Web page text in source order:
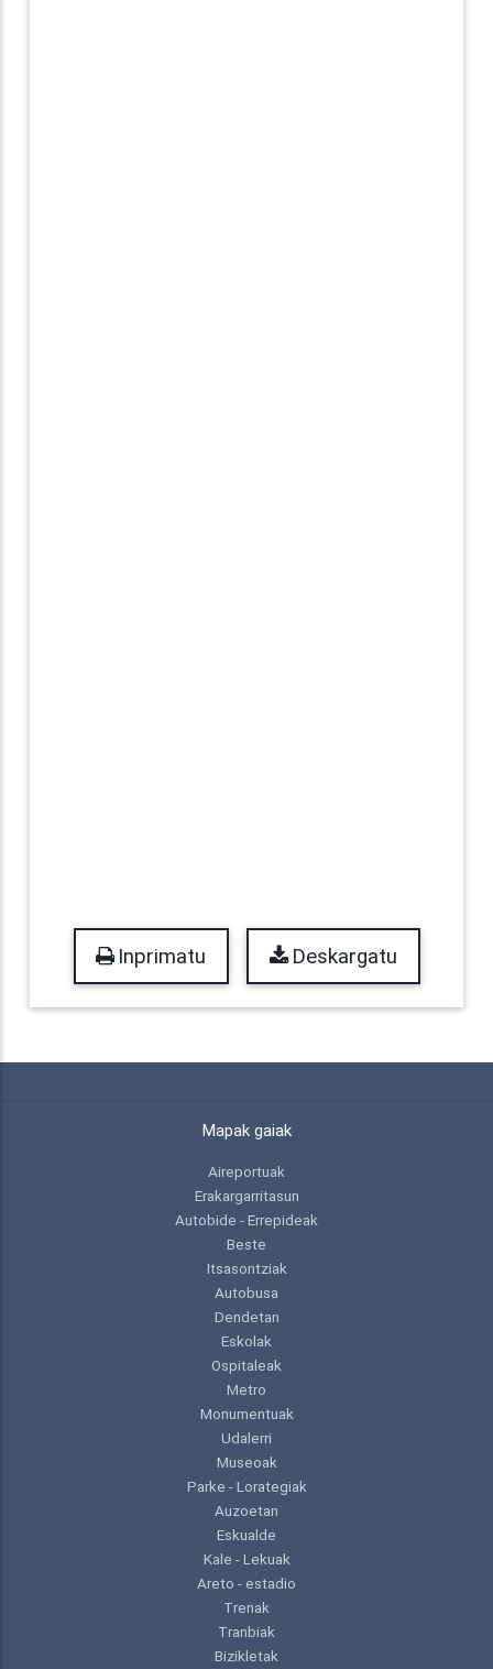
Inprimatu Deskargatu
Mapak gaiak
Aireportuak
Erakargarritasun
Autobide - Errepideak
Beste
Itsasontziak
Autobusa
Dendetan
Eskolak
Ospitaleak
Metro
Monumentuak
Udalerri
Museoak
Parke - Lorategiak
Auzoetan
Eskualde
Kale - Lekuak
Areto - estadio
Trenak
Tranbiak
Bizikletak